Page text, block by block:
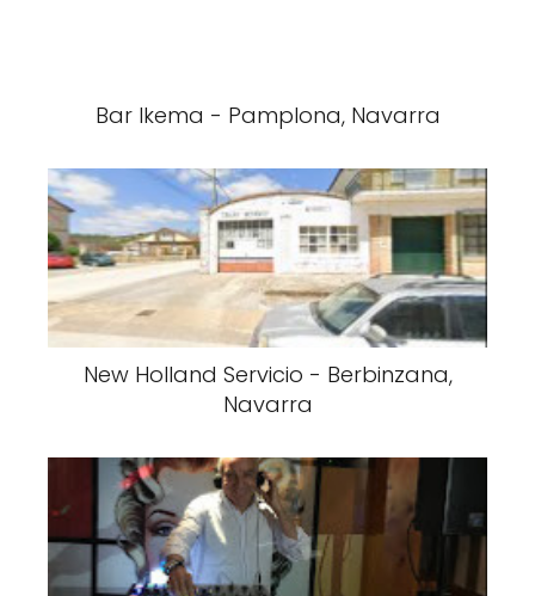
Bar Ikema - Pamplona, Navarra
New Holland Servicio - Berbinzana,
Navarra